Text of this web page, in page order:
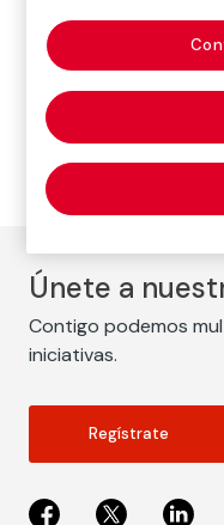
Título de deuda
tesorería pública,
Únete a
Contigo podemos
iniciativas.
Regístrate